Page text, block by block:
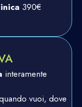
390€
interamente
vuoi, dove